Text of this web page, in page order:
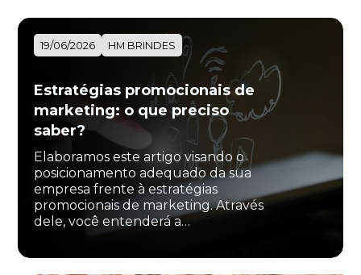
19/06/2026 HM BRINDES
Estratégias promocionais de
marketing: o que preciso
saber?
Elaboramos este artigo visando o
posicionamento adequado da sua
empresa frente à estratégias
promocionais de marketing. Através
dele, você entenderá a…